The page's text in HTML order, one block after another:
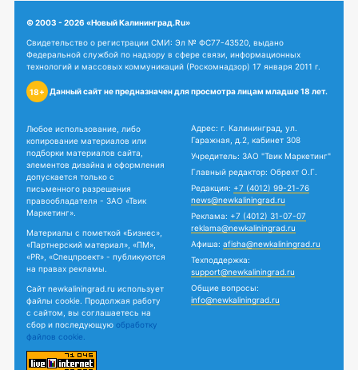
© 2003 - 2026 «Новый Калининград.Ru»
Свидетельство о регистрации СМИ: Эл № ФС77-43520, выдано
Федеральной службой по надзору в сфере связи, информационных
технологий и массовых коммуникаций (Роскомнадзор) 17 января 2011 г.
18+ Данный сайт не предназначен для просмотра лицам младше 18 лет.
Любое использование, либо
копирование материалов или
подборки материалов сайта,
элементов дизайна и оформления
допускается только с
письменного разрешения
правообладателя - ЗАО «Твик
Маркетинг».
Материалы с пометкой «Бизнес»,
«Партнерский материал», «ПМ»,
«PR», «Спецпроект» - публикуются
на правах рекламы.
Сайт newkaliningrad.ru использует
файлы cookie. Продолжая работу
с сайтом, вы соглашаетесь на
сбор и последующую обработку
файлов cookie.
Адрес: г. Калининград, ул.
Гаражная, д.2, кабинет 308
Учредитель: ЗАО "Твик Маркетинг"
Главный редактор: Обрехт О.Г.
Редакция: +7 (4012) 99-21-76
news@newkaliningrad.ru
Реклама: +7 (4012) 31-07-07
reklama@newkaliningrad.ru
Афиша: afisha@newkaliningrad.ru
Техподдержка:
support@newkaliningrad.ru
Общие вопросы:
info@newkaliningrad.ru